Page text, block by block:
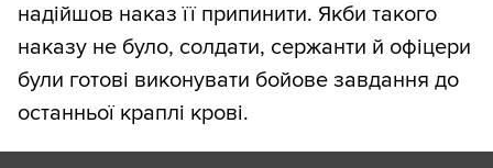
надійшов наказ її припинити. Якби такого
наказу не було, солдати, сержанти й офіцери
були готові виконувати бойове завдання до
останньої краплі крові.